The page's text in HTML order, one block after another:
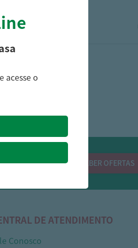
10,39
no
RECEBER OFERTAS
DE ATENDIMENTO
Conosco
acesse o